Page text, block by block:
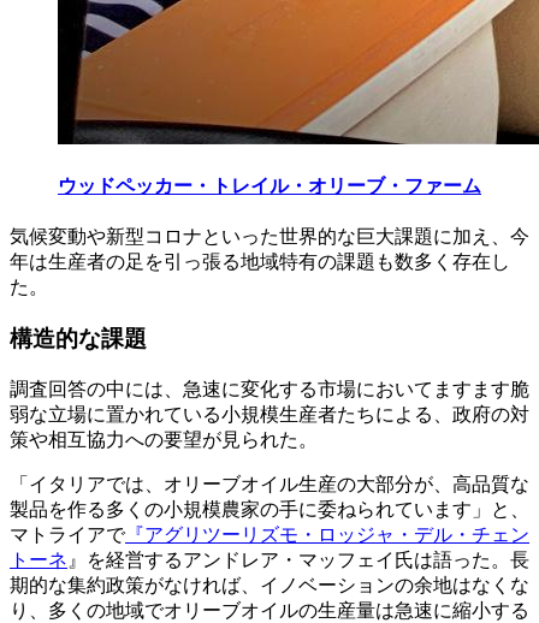
ウッドペッカー・トレイル・オリーブ・ファーム
気候変動や新型コロナといった世界的な巨大課題に加え、今
年は生産者の足を引っ張る地域特有の課題も数多く存在し
た。
構造的な課題
調査回答の中には、急速に変化する市場においてますます脆
弱な立場に置かれている小規模生産者たちによる、政府の対
策や相互協力への要望が見られた。
「イタリアでは、オリーブオイル生産の大部分が、高品質な
製品を作る多くの小規模農家の手に委ねられています」と、
マトライアで『アグリツーリズモ・ロッジャ・デル・チェン
トーネ 』を経営するアンドレア・マッフェイ氏は語った。長
期的な集約政策がなければ、イノベーションの余地はなくな
り、多くの地域でオリーブオイルの生産量は急速に縮小する